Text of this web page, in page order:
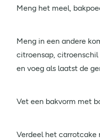
Meng het meel,
Meng in een andere
citroensap,
en voeg als laatst de
Vet een bakvorm met
Verdeel het carrotcake